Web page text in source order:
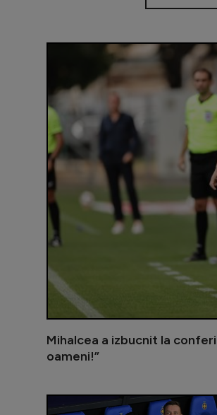
Mihalcea a izbucnit la
oameni!”